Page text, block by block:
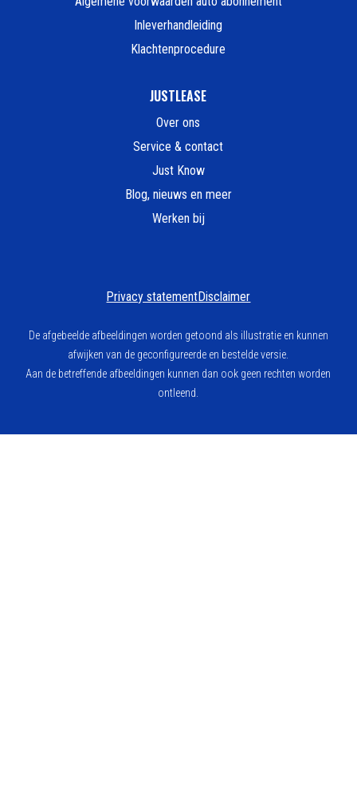
Inleverhandleiding
Klachtenprocedure
JUSTLEASE
Over ons
Service & contact
Just Know
Blog, nieuws en meer
Werken bij
Privacy statementDisclaimer
De afgebeelde afbeeldingen worden getoond als illustratie en kunnen
afwijken van de geconfigureerde en bestelde versie.
Aan de betreffende afbeeldingen kunnen dan ook geen rechten worden
ontleend.